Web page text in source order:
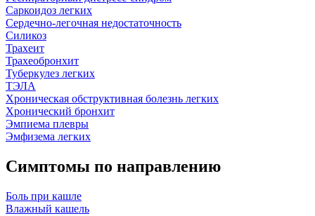
Саркоидоз легких
Сердечно-легочная недостаточность
Силикоз
Трахеит
Трахеобронхит
Туберкулез легких
ТЭЛА
Хроническая обструктивная болезнь легких
Хронический бронхит
Эмпиема плевры
Эмфизема легких
Симптомы по направлению
Боль при кашле
Влажный кашель